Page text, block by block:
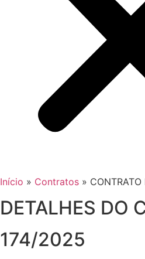
Início » Contratos »
DETALHES DO
174/2025